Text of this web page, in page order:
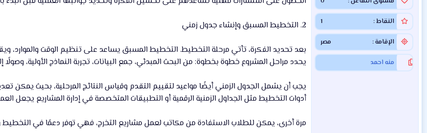
النقاط 1
الإقامة مصر
منه احمد
2. التخطيط المسبق وإنشاء جدول زمني
بعد تحديد الفكرة، تأتي مرحلة التخطيط. التخطيط المسبق يساعد على تنظيم الوقت والموارد،
يحدد مراحل المشروع خطوة بخطوة: من البحث المبدئي، جمع البيانات، تجربة النماذج الأولية،
يجب أن يشمل الجدول الزمني أيضًا مواعيد لتقييم التقدم وقياس النتائج المرحلية، بحيث
أدوات التخطيط مثل الجداول الزمنية الرقمية أو التطبيقات المتخصصة في إدارة المشاريع يجعل
مرة أخرى، يمكن للطلاب الاستفادة من مكاتب لعمل مشاريع التخرج، فهي توفر دعمًا في التخطيط